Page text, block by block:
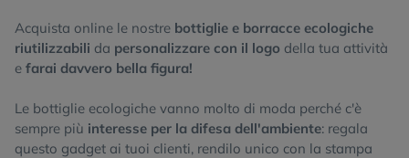
Acquista online le nostre bottiglie e borracce ecologiche
riutilizzabili da personalizzare con il logo della tua attività
e farai davvero bella figura!
Le bottiglie ecologiche vanno molto di moda perché c'è
sempre più interesse per la difesa dell'ambiente: regala
questo gadget ai tuoi clienti, rendilo unico con la stampa